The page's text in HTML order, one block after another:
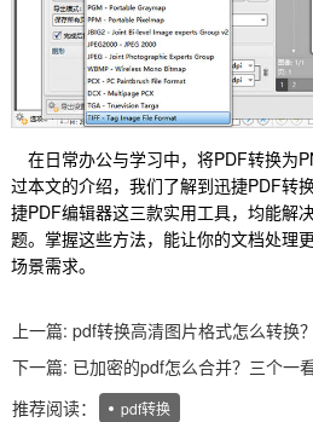
在日常办公与学习中，将PDF转换为
过本文的介绍，我们了解到迅捷PDF转
捷PDF编辑器这三款实用工具，均能解
题。掌握这些方法，能让你的文档处理
场景需求。
上一篇: pdf转换高清图片格式怎么转换
下一篇: 已加密的pdf怎么合并？三个一
推荐阅读：
pdf转换